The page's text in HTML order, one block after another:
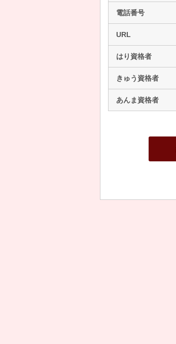
電話番号
URL
はり資格者
きゅう資格者
あんま資格者